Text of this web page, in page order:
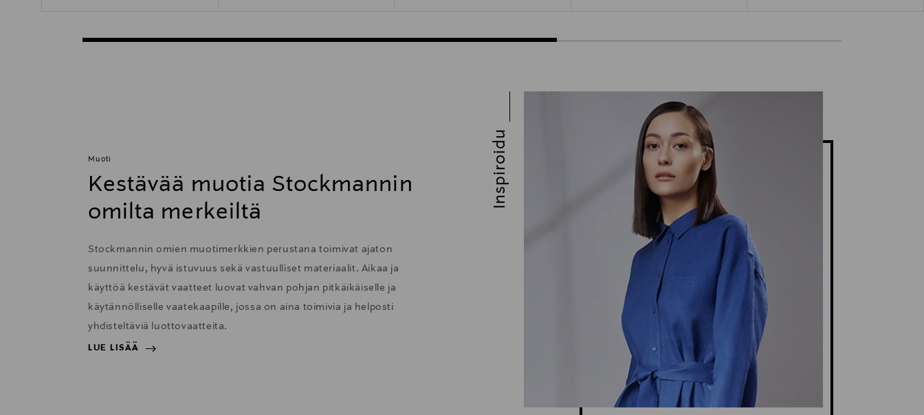
Muoti
Kestävää muotia Stockmannin
omilta merkeiltä
Stockmannin omien muotimerkkien perustana toimivat ajaton
suunnittelu, hyvä istuvuus sekä vastuulliset materiaalit. Aikaa ja
käyttöä kestävät vaatteet luovat vahvan pohjan pitkäikäiselle ja
käytännölliselle vaatekaapille, jossa on aina toimivia ja helposti
yhdisteltäviä luottovaatteita.
LUE LISÄÄ
Inspiroidu